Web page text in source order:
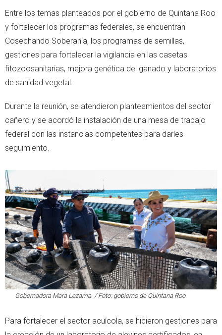
Entre los temas planteados por el gobierno de Quintana Roo
y fortalecer los programas federales, se encuentran
Cosechando Soberanía, los programas de semillas,
gestiones para fortalecer la vigilancia en las casetas
fitozoosanitarias, mejora genética del ganado y laboratorios
de sanidad vegetal.
Durante la reunión, se atendieron planteamientos del sector
cañero y se acordó la instalación de una mesa de trabajo
federal con las instancias competentes para darles
seguimiento.
Gobernadora Mara Lezama. / Foto: gobierno de Quintana Roo.
Para fortalecer el sector acuícola, se hicieron gestiones para